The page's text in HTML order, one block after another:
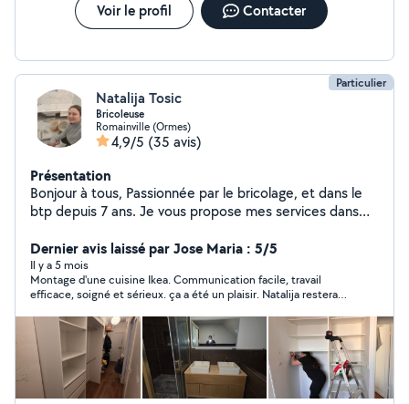
Voir le profil Contacter
Particulier
Natalija Tosic
Bricoleuse
Romainville (Ormes)
4,9/5 (35 avis)
Présentation
Bonjour à tous, Passionnée par le bricolage, et dans le
btp depuis 7 ans. Je vous propose mes services dans
faïences/ crédence et parquets massif, contrecollé ou
bien stratifié. 2. Travaux d'électricité: d'une simple pose
d'une prise, d'un luminaire, à la pose d'un tableau
électrique. 3. Installation d'étagères, montage de
meubles de cuisine, armoire, dressing. 4. Petits travaux
de plomberie et de réparation, par exemple : montage
d'une paroie de douche, au changement d'un robinet,
ou mitigeur. 5. Petite menuiserie: découpe de médium
pour fabriquer des portes sur mesure ou armoire. Ou
Dernier avis laissé par Jose Maria : 5/5
Il y a 5 mois
Montage d'une cuisine Ikea. Communication facile, travail
efficace, soigné et sérieux. ça a été un plaisir. Natalija restera